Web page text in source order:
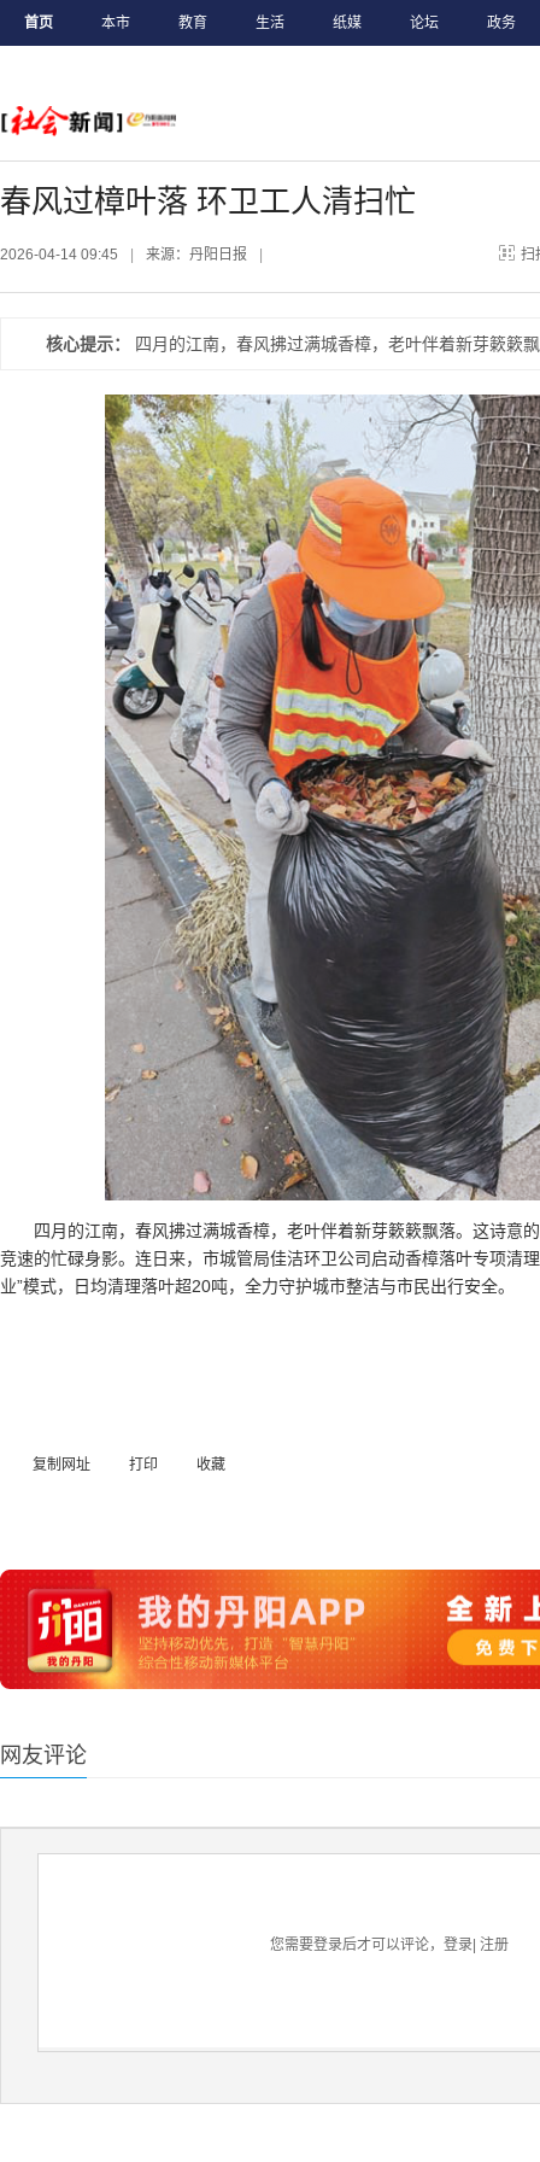
首页 本市 教育 生活 纸媒 论坛 政务
春风过樟叶落 环卫工人清扫忙
2026-04-14 09:45 来源：丹阳日报 扫
核心提示： 四月的江南，春风拂过满城香樟，老叶伴着新芽簌簌
四月的江南，春风拂过满城香樟，老叶伴着新芽簌簌飘落。这诗意
竞速的忙碌身影。连日来，市城管局佳洁环卫公司启动香樟落叶专项清
业”模式，日均清理落叶超20吨，全力守护城市整洁与市民出行安全。
复制网址 打印 收藏
网友评论
您需要登录后才可以评论， 登录 注册